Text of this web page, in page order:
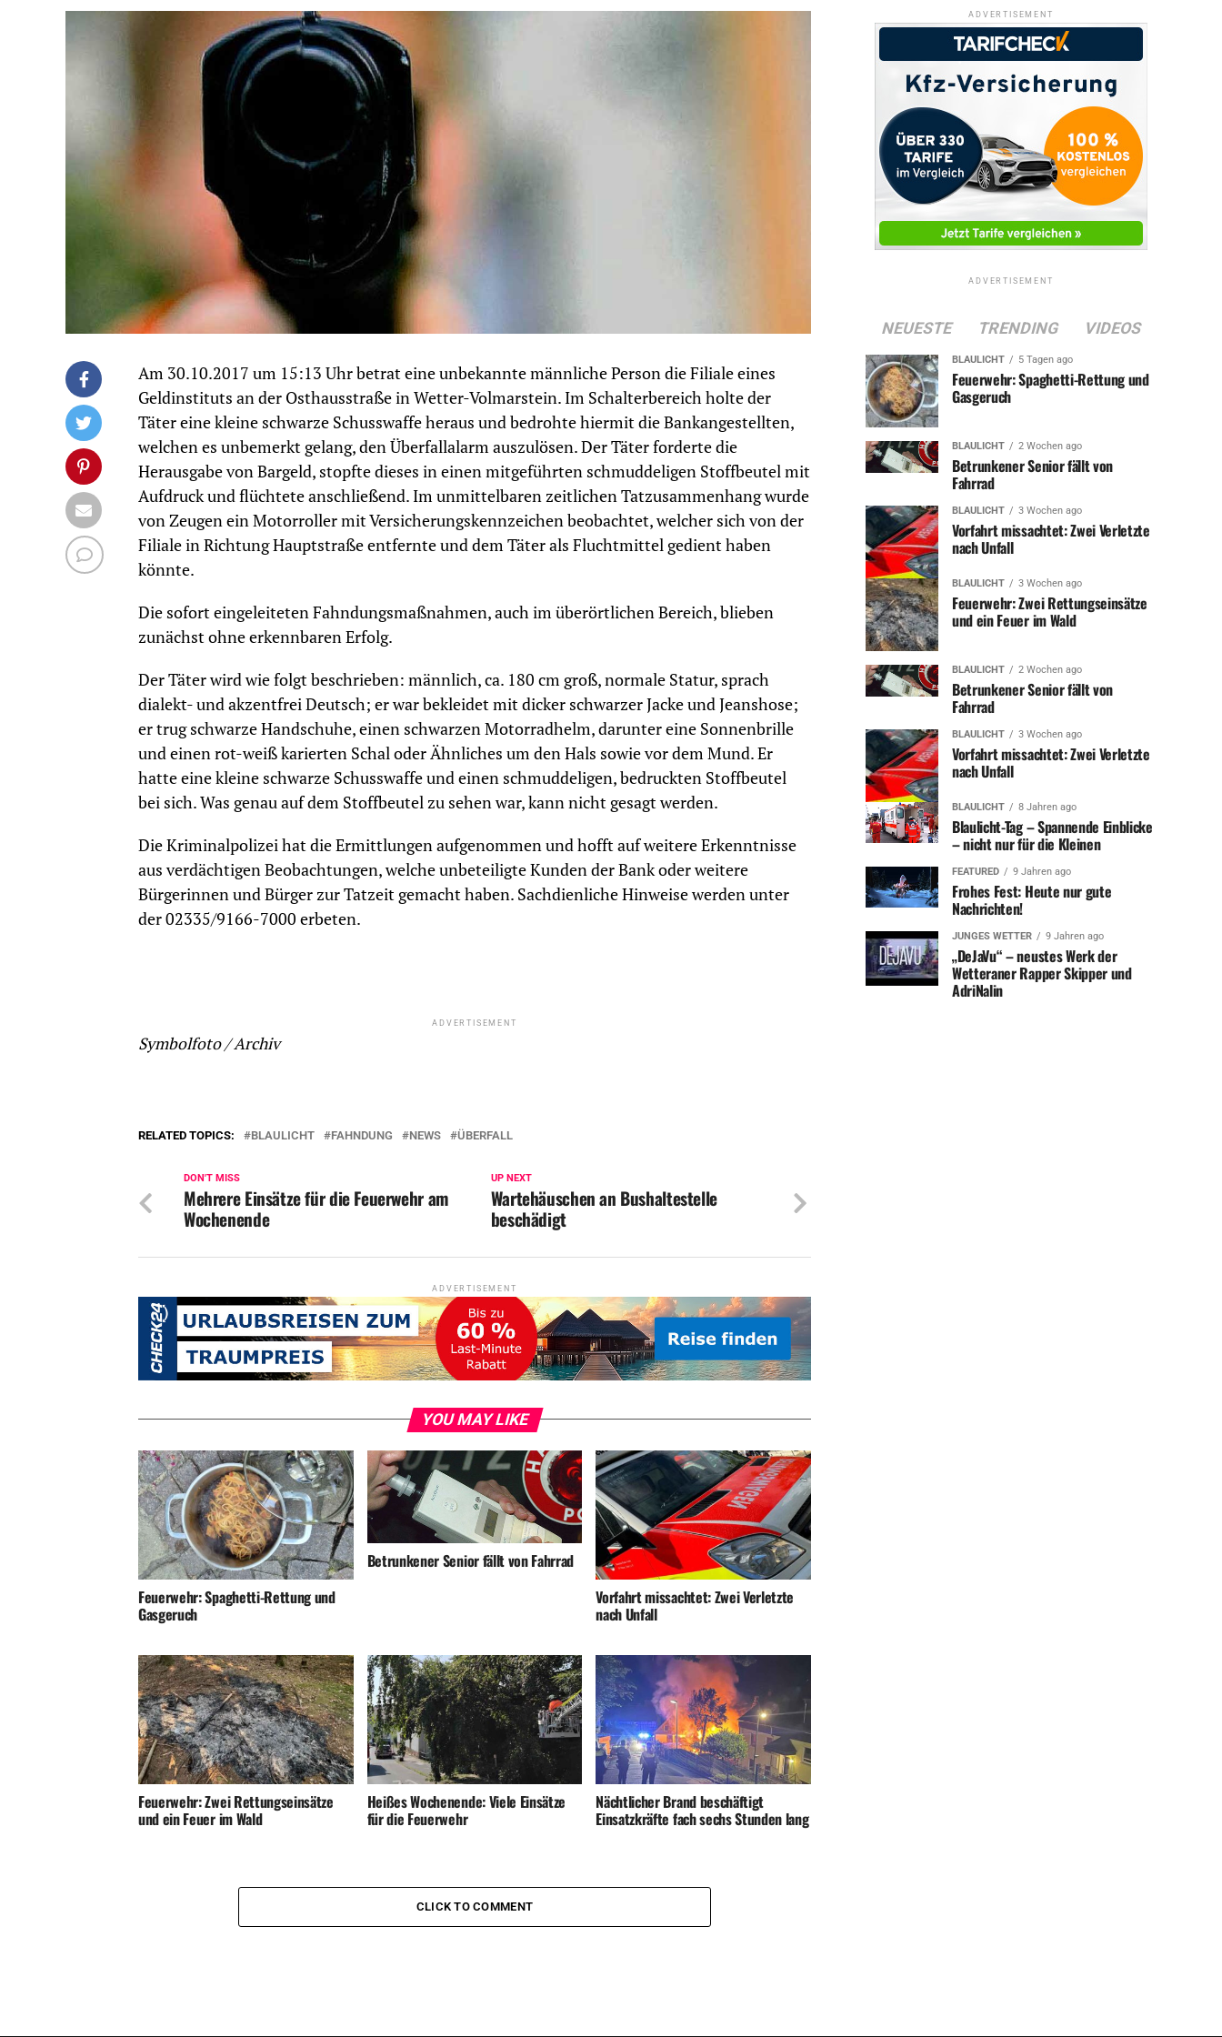
Am 30.10.2017 um 15:13 Uhr betrat eine unbekannte männliche Person die Filiale eines
Geldinstituts an der Osthausstraße in Wetter-Volmarstein. Im Schalterbereich holte der
Täter eine kleine schwarze Schusswaffe heraus und bedrohte hiermit die Bankangestellten,
welchen es unbemerkt gelang, den Überfallalarm auszulösen. Der Täter forderte die
Herausgabe von Bargeld, stopfte dieses in einen mitgeführten schmuddeligen Stoffbeutel mit
Aufdruck und flüchtete anschließend. Im unmittelbaren zeitlichen Tatzusammenhang wurde
von Zeugen ein Motorroller mit Versicherungskennzeichen beobachtet, welcher sich von der
Filiale in Richtung Hauptstraße entfernte und dem Täter als Fluchtmittel gedient haben
könnte.
Die sofort eingeleiteten Fahndungsmaßnahmen, auch im überörtlichen Bereich, blieben
zunächst ohne erkennbaren Erfolg.
Der Täter wird wie folgt beschrieben: männlich, ca. 180 cm groß, normale Statur, sprach
dialekt- und akzentfrei Deutsch; er war bekleidet mit dicker schwarzer Jacke und Jeanshose;
er trug schwarze Handschuhe, einen schwarzen Motorradhelm, darunter eine Sonnenbrille
und einen rot-weiß karierten Schal oder Ähnliches um den Hals sowie vor dem Mund. Er
hatte eine kleine schwarze Schusswaffe und einen schmuddeligen, bedruckten Stoffbeutel
bei sich. Was genau auf dem Stoffbeutel zu sehen war, kann nicht gesagt werden.
Die Kriminalpolizei hat die Ermittlungen aufgenommen und hofft auf weitere Erkenntnisse
aus verdächtigen Beobachtungen, welche unbeteiligte Kunden der Bank oder weitere
Bürgerinnen und Bürger zur Tatzeit gemacht haben. Sachdienliche Hinweise werden unter
der 02335/9166-7000 erbeten.
ADVERTISEMENT
Symbolfoto / Archiv
RELATED TOPICS: BLAULICHT FAHNDUNG NEWS ÜBERFALL
UP NEXT
Wartehäuschen an Bushaltestelle
beschädigt
DON'T MISS
Mehrere Einsätze für die Feuerwehr am
Wochenende
ADVERTISEMENT
YOU MAY LIKE
Feuerwehr: Spaghetti-Rettung und
Gasgeruch
Betrunkener Senior fällt von Fahrrad
Vorfahrt missachtet: Zwei Verletzte
nach Unfall
Feuerwehr: Zwei Rettungseinsätze
und ein Feuer im Wald
Heißes Wochenende: Viele Einsätze
für die Feuerwehr
Nächtlicher Brand beschäftigt
Einsatzkräfte fach sechs Stunden lang
CLICK TO COMMENT
ADVERTISEMENT
ADVERTISEMENT
NEUESTE TRENDING VIDEOS
BLAULICHT 5 Tagen ago
Feuerwehr: Spaghetti-Rettung und
Gasgeruch
BLAULICHT 2 Wochen ago
Betrunkener Senior fällt von
Fahrrad
BLAULICHT 3 Wochen ago
Vorfahrt missachtet: Zwei Verletzte
nach Unfall
BLAULICHT 3 Wochen ago
Feuerwehr: Zwei Rettungseinsätze
und ein Feuer im Wald
BLAULICHT 2 Wochen ago
Betrunkener Senior fällt von
Fahrrad
BLAULICHT 3 Wochen ago
Vorfahrt missachtet: Zwei Verletzte
nach Unfall
BLAULICHT 8 Jahren ago
Blaulicht-Tag – Spannende Einblicke
– nicht nur für die Kleinen
FEATURED 9 Jahren ago
Frohes Fest: Heute nur gute
Nachrichten!
JUNGES WETTER 9 Jahren ago
„DeJaVu“ – neustes Werk der
Wetteraner Rapper Skipper und
AdriNalin